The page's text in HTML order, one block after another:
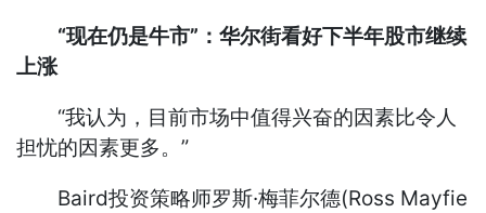
“现在仍是牛市”：华尔街看好下半年股市继续
上涨
“我认为，目前市场中值得兴奋的因素比令人
担忧的因素更多。”
Baird投资策略师罗斯·梅菲尔德(Ross Mayfie